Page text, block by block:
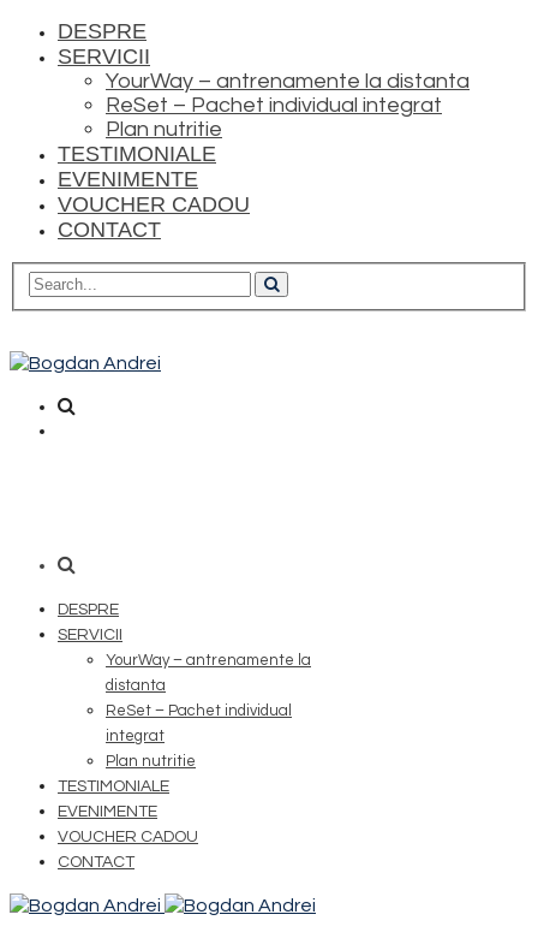
DESPRE
SERVICII
YourWay – antrenamente la distanta
ReSet – Pachet individual integrat
Plan nutritie
TESTIMONIALE
EVENIMENTE
VOUCHER CADOU
CONTACT
DESPRE
SERVICII
YourWay – antrenamente la
distanta
ReSet – Pachet individual
integrat
Plan nutritie
TESTIMONIALE
EVENIMENTE
VOUCHER CADOU
CONTACT